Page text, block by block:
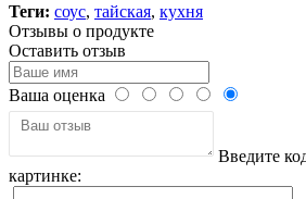
Теги: соус, тайская, кухня
Отзывы о продукте
Оставить отзыв
Ваша оценка
Введите
картинке: